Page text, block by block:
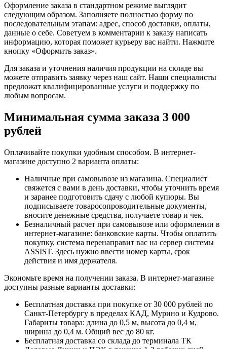
Оформление заказа в стандартном режиме выглядит
следующим образом. Заполняете полностью форму по
последовательным этапам: адрес, способ доставки, оплаты,
данные о себе. Советуем в комментарии к заказу написать
информацию, которая поможет курьеру вас найти. Нажмите
кнопку «Оформить заказ».
Для заказа и уточнения наличия продукции на складе вы
можете отправить заявку через наш сайт. Наши специалисты
предложат квалифицированные услуги и поддержку по
любым вопросам.
Минимальная сумма заказа 3 000
рублей
Оплачивайте покупки удобным способом. В интернет-
магазине доступно 2 варианта оплаты:
Наличные при самовывозе из магазина. Специалист
свяжется с вами в день доставки, чтобы уточнить время
и заранее подготовить сдачу с любой купюры. Вы
подписываете товаросопроводительные документы,
вносите денежные средства, получаете товар и чек.
Безналичный расчет при самовывозе или оформлении в
интернет-магазине: банковские карты. Чтобы оплатить
покупку, система перенаправит вас на сервер системы
ASSIST. Здесь нужно ввести номер карты, срок
действия и имя держателя.
Экономьте время на получении заказа. В интернет-магазине
доступны разные варианты доставки:
Бесплатная доставка при покупке от 30 000 рублей по
Санкт-Петербургу в пределах КАД, Мурино и Кудрово.
Габариты товара: длина до 0,5 м, высота до 0,4 м,
ширина до 0,4 м. Общий вес до 80 кг.
Бесплатная доставка со склада до терминала ТК